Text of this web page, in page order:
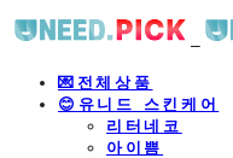
💌전체상품
😊유니드 스킨케어
리터네코
아이쁨